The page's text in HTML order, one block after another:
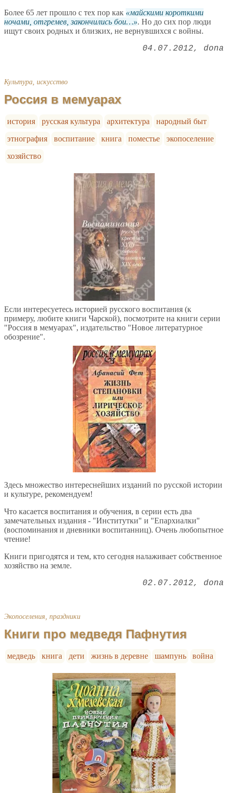
Более 65 лет прошло с тех пор как
майскими короткими
ночами, отгремев, закончились бои… . Но до сих пор люди
ищут своих родных и близких, не вернувшихся с войны.
04.07.2012 dona
Культура, искусство
Россия в мемуарах
история русская культура архитектура
народный быт
этнография
воспитание книга поместье
экопоселение
хозяйство
Если интересуетесь историей русского воспитания (к
примеру, любите книги Чарской), посмотрите на книги серии
"Россия в мемуарах", издательство "Новое литературное
обозрение".
Здесь множество интереснейших изданий по русской истории
и культуре, рекомендуем!
Что касается воспитания и обучения, в серии есть два
замечательных издания - "Институтки" и "Епархиалки"
(воспоминания и дневники воспитанниц). Очень любопытное
чтение!
Книги пригодятся и тем, кто сегодня налаживает собственное
хозяйство на земле.
02.07.2012 dona
Экопоселения, праздники
Книги про медведя Пафнутия
медведь книга дети жизнь в деревне шампунь война